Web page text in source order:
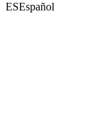
ESEspañol